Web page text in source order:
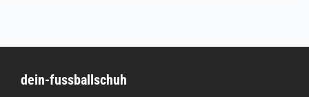
auf.
dein-fussballschuh